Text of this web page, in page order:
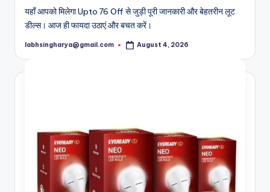
यहाँ आपको मिलेगा Upto 76 Off से जुड़ी पूरी जानकारी और बेहतरीन लूट
डील्स। आज ही फायदा उठाएं और बचत करें।
Posted
labhsingharya@gmail.com August 4, 2026